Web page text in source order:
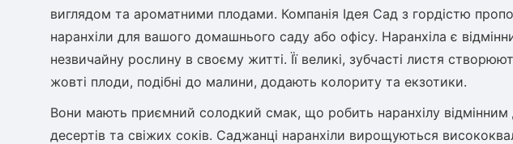
виглядом та ароматними плодами. Компанія Ідея Сад з гордістю
наранхіли для вашого домашнього саду або офісу. Наранхіла є
незвичайну рослину в своєму житті. Її великі, зубчасті листя
жовті плоди, подібні до малини, додають колориту та екзотики.
Вони мають приємний солодкий смак, що робить наранхілу відмінним
десертів та свіжих соків. Саджанці наранхіли вирощуються